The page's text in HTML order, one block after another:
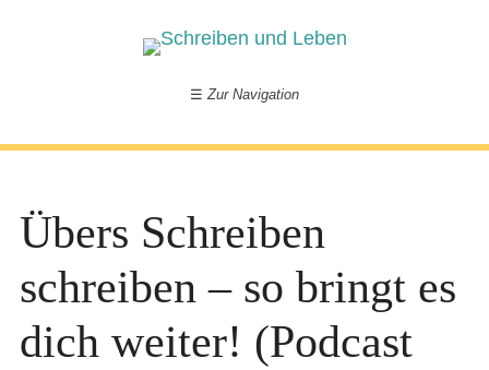
☰ Zur Navigation
Übers Schreiben
schreiben – so bringt es
dich weiter! (Podcast